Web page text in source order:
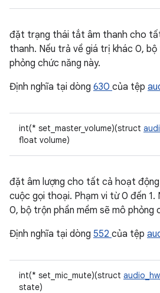
đặt trạng thái tắt âm thanh cho
thanh. Nếu trả về giá trị khác 0, bộ
phỏng chức năng này.
Định nghĩa tại dòng 630 của tệp
int(* set_master_volume)(struct
float volume)
đặt âm lượng cho tất cả hoạt
cuộc gọi thoại. Phạm vi từ 0 đến 1.
0, bộ trộn phần mềm sẽ mô phỏng
Định nghĩa tại dòng 552 của tệp
int(* set_mic_mute)(struct
state)